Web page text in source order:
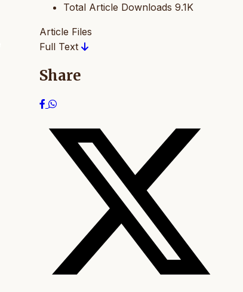
Total Article Downloads 9.1K
Article Files
Full Text
Share